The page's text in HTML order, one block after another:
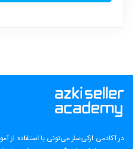
در آکادمی ازکی‌سلر می‌تونی با استفاده